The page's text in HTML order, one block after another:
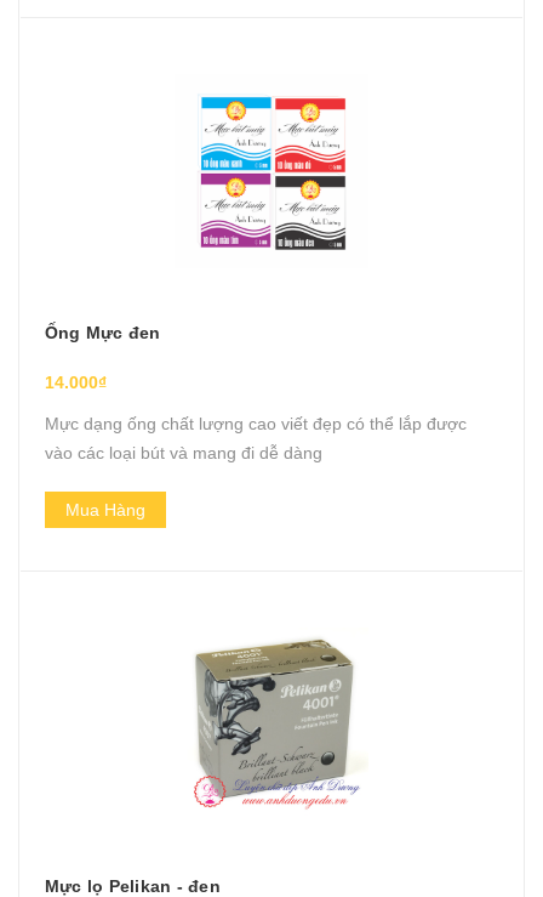
Ống Mực đen
14.000₫
Mực dạng ống chất lượng cao viết đẹp có thể lắp được
vào các loại bút và mang đi dễ dàng
Mua Hàng
Mực lọ Pelikan - đen